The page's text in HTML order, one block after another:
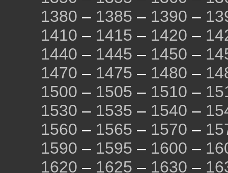
1380 – 1385 – 1390 –
1410 – 1415 – 1420 –
1440 – 1445 – 1450 –
1470 – 1475 – 1480 –
1500 – 1505 – 1510 –
1530 – 1535 – 1540 –
1560 – 1565 – 1570 –
1590 – 1595 – 1600 –
1620 – 1625 – 1630 –